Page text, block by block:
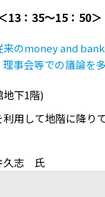
13：35～15：50＞
来のmoney and
事会等での議論を
下1階)
用して地階に降り
久志 氏